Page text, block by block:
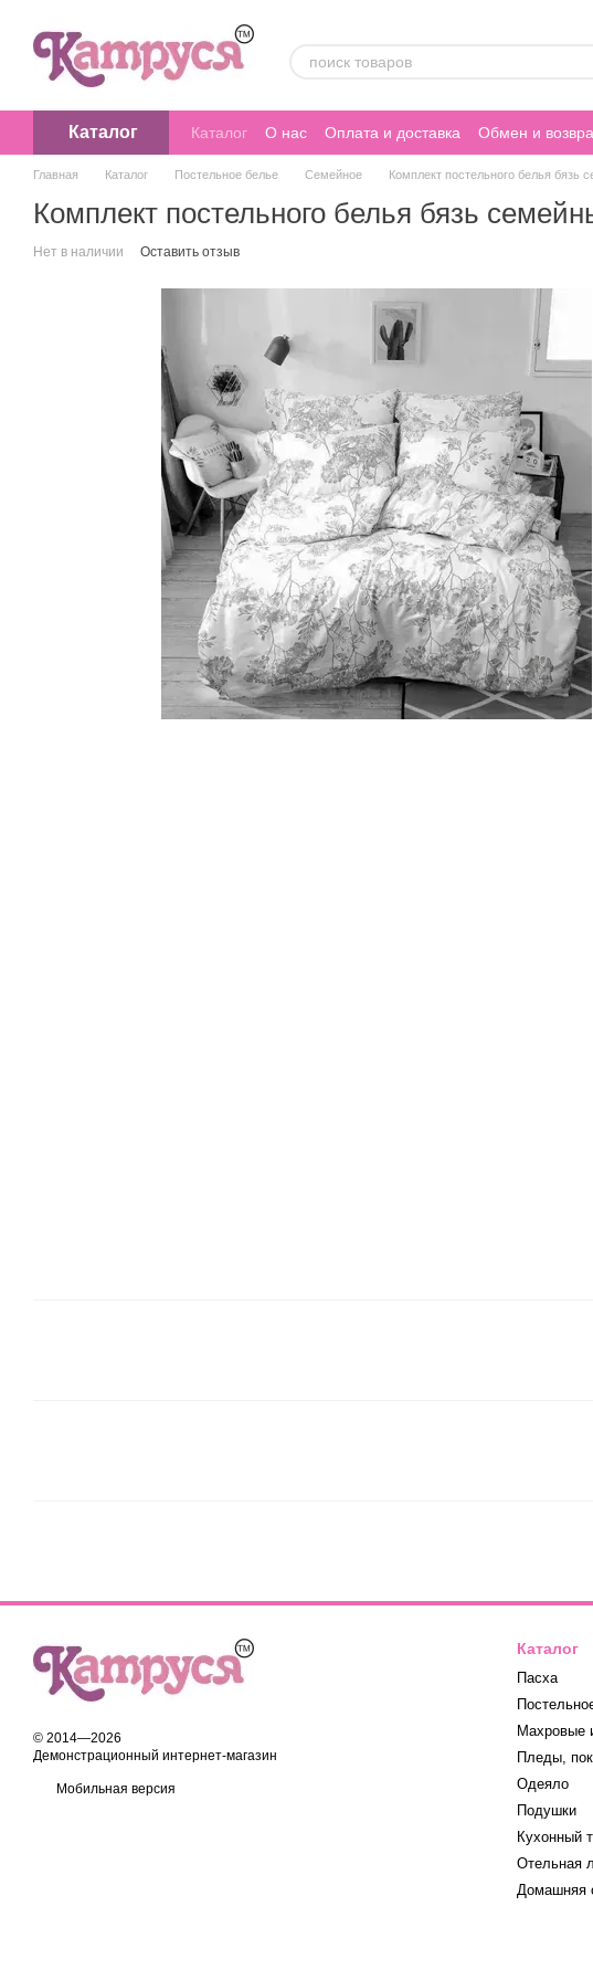
Каталог Каталог О нас Оплата и доставка Обмен и
Главная Каталог Постельное белье Семейное Комплект постельного белья бязь
Комплект постельного белья бязь
Нет в наличии Оставить отзыв
© 2014—2026
Демонстрационный интернет-магазин
Мобильная версия
Каталог
Пасха
Махровые
Пледы,
Одеяло
Подушки
Кухонный
Отельная
Домашняя